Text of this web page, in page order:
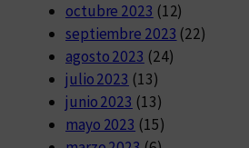
octubre 2023 (12)
septiembre 2023 (22)
agosto 2023 (24)
julio 2023 (13)
junio 2023 (13)
mayo 2023 (15)